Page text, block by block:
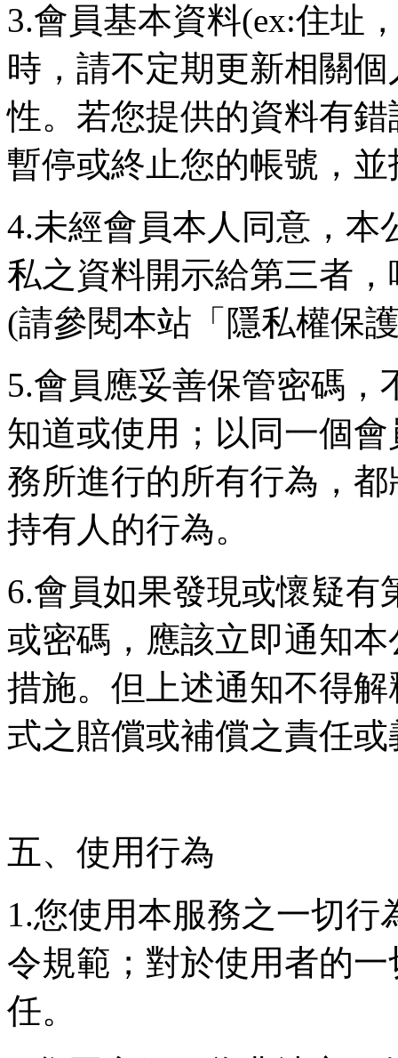
3.會員基本資料(ex:住址
時，請不定期更新相關
性。若您提供的資料有
暫停或終止您的帳號，
4.未經會員本人同意，本
私之資料開示給第三者
(請參閱本站「隱私權保
5.會員應妥善保管密碼
知道或使用；以同一個
務所進行的所有行為，
持有人的行為。
6.會員如果發現或懷疑
或密碼，應該立即通知
措施。但上述通知不得
式之賠償或補償之責任或
五、使用行為
1.您使用本服務之一切
令規範；對於使用者的
任。